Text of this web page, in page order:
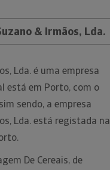
& Irmãos, Lda.
Lda. é uma empresa
está em Porto, com o
sendo, a empresa
Lda. está registada na
De Cereais, de